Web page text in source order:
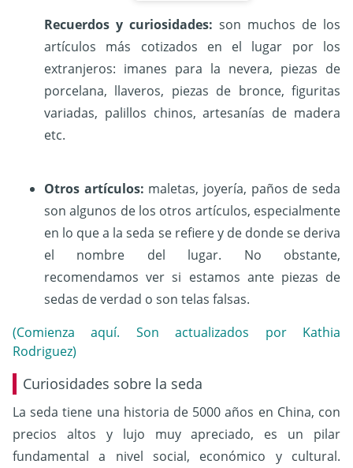
Recuerdos y curiosidades: son muchos de los
artículos más cotizados en el lugar por los
extranjeros: imanes para la nevera, piezas de
porcelana, llaveros, piezas de bronce, figuritas
variadas, palillos chinos, artesanías de madera
etc.
Otros artículos: maletas, joyería, paños de seda
son algunos de los otros artículos, especialmente
en lo que a la seda se refiere y de donde se deriva
el nombre del lugar. No obstante,
recomendamos ver si estamos ante piezas de
sedas de verdad o son telas falsas.
(Comienza aquí. Son actualizados por Kathia
Rodriguez)
Curiosidades sobre la seda
La seda tiene una historia de 5000 años en China, con
precios altos y lujo muy apreciado, es un pilar
fundamental a nivel social, económico y cultural.